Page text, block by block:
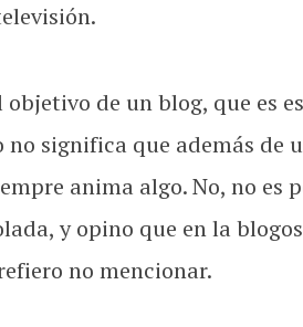
de un blog, que es
no significa que además
anima algo. No, no es
y opino que en la
no mencionar.